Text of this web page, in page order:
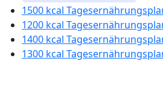
1500 kcal
1200 kcal
1400 kcal
1300 kcal